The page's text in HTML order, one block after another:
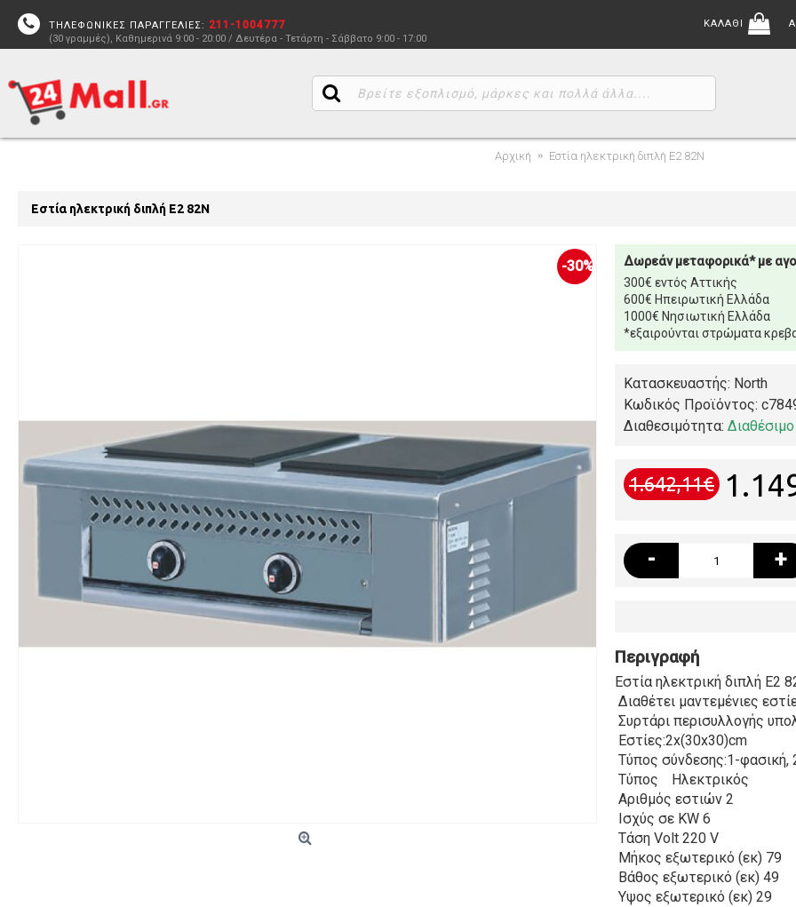
ΤΗΛΕΦΩΝΙΚΕΣ ΠΑΡΑΓΓΕΛΙΕΣ: 211-1004777
(30 γραμμές), Καθημερινά 9:00 - 20:00 / Δευτέρα - Τετάρτη - Σάββατο 9:00 - 17:00
ΚΑΛΑΘΙ
Αρχική Εστία ηλεκτρική διπλή E2 82N
Εστία ηλεκτρική διπλή E2 82N
-30%
Δωρεάν μεταφορικά* με
300€ εντός Αττικής
600€ Ηπειρωτική Ελλάδα
1000€ Νησιωτική Ελλάδα
*εξαιρούνται στρώματα
Κατασκευαστής: North
Κωδικός Προϊόντος:
Διαθεσιμότητα: Διαθέσιμο
1.642,11€
- +
Περιγραφή
Εστία ηλεκτρική διπλή E2
Διαθέτει μαντεμένιες
Συρτάρι περισυλλογής
Εστίες:2x(30x30)cm
Τύπος σύνδεσης:1-φασική,
Τύπος
Ηλεκτρικός
Αριθμός εστιών 2
Ισχύς σε KW 6
Τάση Volt 220 V
Μήκος εξωτερικό (εκ) 79
Βάθος εξωτερικό (εκ) 49
Υψος εξωτερικό (εκ) 29